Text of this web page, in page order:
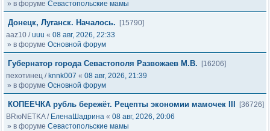
» в форуме Севастопольские мамы
Донецк, Луганск. Началось.
[15790]
aaz10 /uuu « 08 авг, 2026, 22:33
» в форуме Основной форум
Губернатор города Севастополя Развожаев М.В.
[16206]
пехотинец / knnk007 « 08 авг, 2026, 21:39
» в форуме Основной форум
КОПЕЕЧКА рубль бережёт. Рецепты экономии мамочек III
[36726]
BRюNETKA/ ЕленаШадрина « 08 авг, 2026, 20:06
» в форуме Севастопольские мамы